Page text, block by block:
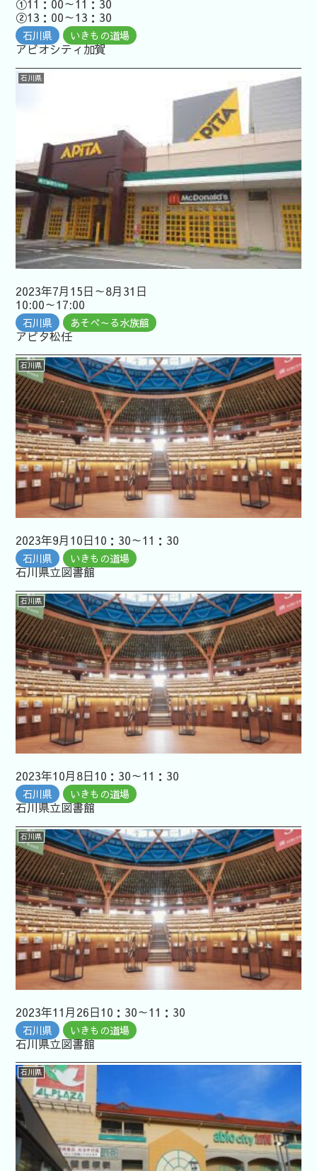
イベント検
索
いきもの道
場予約方法
①11：00～11：30
②13：00～13：30
石川県 いきもの道場
アビオシティ加賀
石川県
2023年7月15日～8月31日
10:00～17:00
石川県 あそべ～る水族館
アピタ松任
石川県
2023年9月10日10：30～11：30
石川県 いきもの道場
石川県立図書館
石川県
2023年10月8日10：30～11：30
石川県 いきもの道場
石川県立図書館
石川県
2023年11月26日10：30～11：30
石川県 いきもの道場
石川県立図書館
石川県